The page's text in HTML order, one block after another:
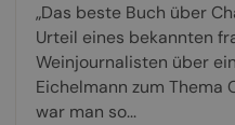
„Das beste Buch über
Urteil eines bekannten
Weinjournalisten über
Eichelmann zum Thema
war man so...